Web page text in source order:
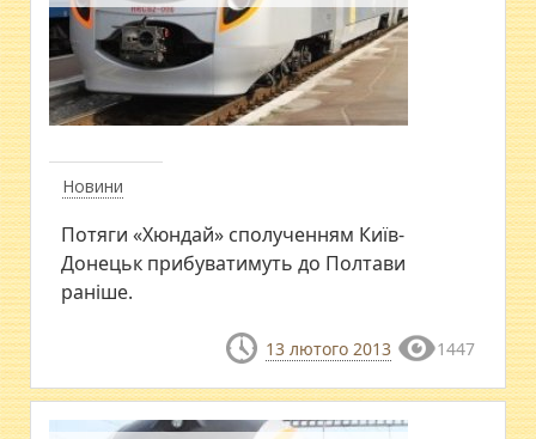
Новини
Потяги «Хюндай» сполученням Київ-
Донецьк прибуватимуть до Полтави
раніше.
13 лютого 2013 1447